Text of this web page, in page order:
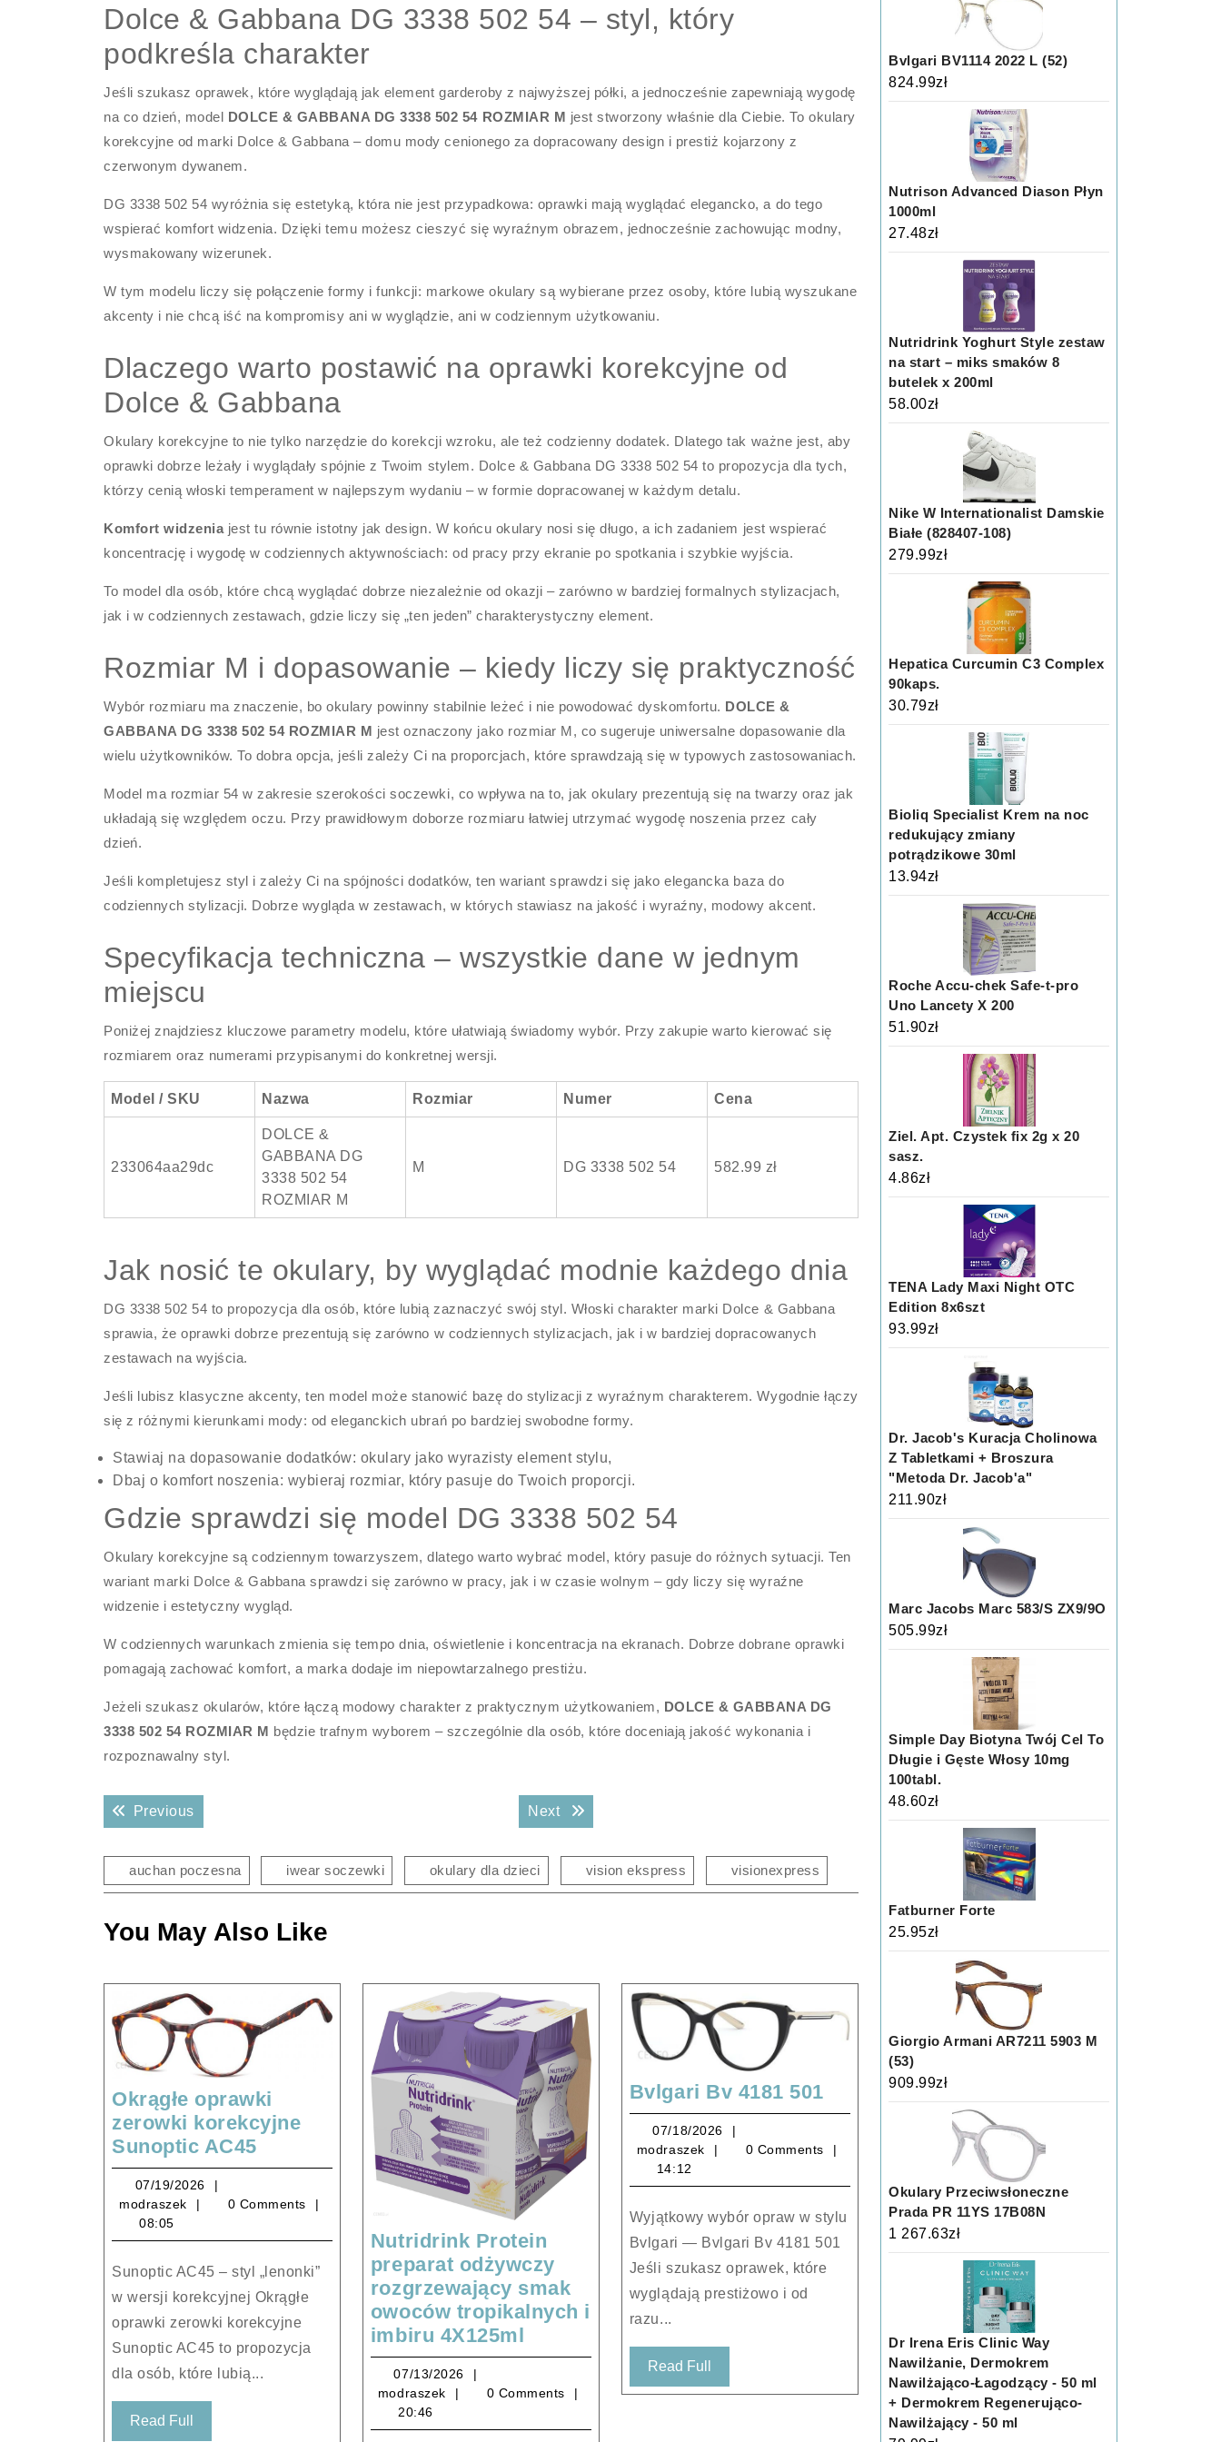
Dolce & Gabbana DG 3338 502 54 – styl, który
podkreśla charakter
Jeśli szukasz oprawek, które wyglądają jak element garderoby z najwyższej półki, a jednocześnie zapewniają wygodę
na co dzień, model DOLCE & GABBANA DG 3338 502 54 ROZMIAR M jest stworzony właśnie dla Ciebie. To okulary
korekcyjne od marki Dolce & Gabbana – domu mody cenionego za dopracowany design i prestiż kojarzony z
czerwonym dywanem.
DG 3338 502 54 wyróżnia się estetyką, która nie jest przypadkowa: oprawki mają wyglądać elegancko, a do tego
wspierać komfort widzenia. Dzięki temu możesz cieszyć się wyraźnym obrazem, jednocześnie zachowując modny,
wysmakowany wizerunek.
W tym modelu liczy się połączenie formy i funkcji: markowe okulary są wybierane przez osoby, które lubią wyszukane
akcenty i nie chcą iść na kompromisy ani w wyglądzie, ani w codziennym użytkowaniu.
Dlaczego warto postawić na oprawki korekcyjne od
Dolce & Gabbana
Okulary korekcyjne to nie tylko narzędzie do korekcji wzroku, ale też codzienny dodatek. Dlatego tak ważne jest, aby
oprawki dobrze leżały i wyglądały spójnie z Twoim stylem. Dolce & Gabbana DG 3338 502 54 to propozycja dla tych,
którzy cenią włoski temperament w najlepszym wydaniu – w formie dopracowanej w każdym detalu.
Komfort widzenia jest tu równie istotny jak design. W końcu okulary nosi się długo, a ich zadaniem jest wspierać
koncentrację i wygodę w codziennych aktywnościach: od pracy przy ekranie po spotkania i szybkie wyjścia.
To model dla osób, które chcą wyglądać dobrze niezależnie od okazji – zarówno w bardziej formalnych stylizacjach,
jak i w codziennych zestawach, gdzie liczy się „ten jeden” charakterystyczny element.
Rozmiar M i dopasowanie – kiedy liczy się praktyczność
Wybór rozmiaru ma znaczenie, bo okulary powinny stabilnie leżeć i nie powodować dyskomfortu. DOLCE &
GABBANA DG 3338 502 54 ROZMIAR M jest oznaczony jako rozmiar M, co sugeruje uniwersalne dopasowanie dla
wielu użytkowników. To dobra opcja, jeśli zależy Ci na proporcjach, które sprawdzają się w typowych zastosowaniach.
Model ma rozmiar 54 w zakresie szerokości soczewki, co wpływa na to, jak okulary prezentują się na twarzy oraz jak
układają się względem oczu. Przy prawidłowym doborze rozmiaru łatwiej utrzymać wygodę noszenia przez cały
dzień.
Jeśli kompletujesz styl i zależy Ci na spójności dodatków, ten wariant sprawdzi się jako elegancka baza do
codziennych stylizacji. Dobrze wygląda w zestawach, w których stawiasz na jakość i wyraźny, modowy akcent.
Specyfikacja techniczna – wszystkie dane w jednym
miejscu
Poniżej znajdziesz kluczowe parametry modelu, które ułatwiają świadomy wybór. Przy zakupie warto kierować się
rozmiarem oraz numerami przypisanymi do konkretnej wersji.
Model / SKU Nazwa Rozmiar Numer Cena
233064aa29dc
DOLCE &
GABBANA DG
3338 502 54
ROZMIAR M
M DG 3338 502 54 582.99 zł
Jak nosić te okulary, by wyglądać modnie każdego dnia
DG 3338 502 54 to propozycja dla osób, które lubią zaznaczyć swój styl. Włoski charakter marki Dolce & Gabbana
sprawia, że oprawki dobrze prezentują się zarówno w codziennych stylizacjach, jak i w bardziej dopracowanych
zestawach na wyjścia.
Jeśli lubisz klasyczne akcenty, ten model może stanowić bazę do stylizacji z wyraźnym charakterem. Wygodnie łączy
się z różnymi kierunkami mody: od eleganckich ubrań po bardziej swobodne formy.
Stawiaj na dopasowanie dodatków: okulary jako wyrazisty element stylu,
Dbaj o komfort noszenia: wybieraj rozmiar, który pasuje do Twoich proporcji.
Gdzie sprawdzi się model DG 3338 502 54
Okulary korekcyjne są codziennym towarzyszem, dlatego warto wybrać model, który pasuje do różnych sytuacji. Ten
wariant marki Dolce & Gabbana sprawdzi się zarówno w pracy, jak i w czasie wolnym – gdy liczy się wyraźne
widzenie i estetyczny wygląd.
W codziennych warunkach zmienia się tempo dnia, oświetlenie i koncentracja na ekranach. Dobrze dobrane oprawki
pomagają zachować komfort, a marka dodaje im niepowtarzalnego prestiżu.
Jeżeli szukasz okularów, które łączą modowy charakter z praktycznym użytkowaniem, DOLCE & GABBANA DG
3338 502 54 ROZMIAR M będzie trafnym wyborem – szczególnie dla osób, które doceniają jakość wykonania i
rozpoznawalny styl.
Nawigacja
wpisu
PreviousPrevious post: Next Next post:
auchan poczesna iwear soczewki okulary dla dzieci vision ekspress visionexpress
You May Also Like
Okrągłe oprawki
zerowki korekcyjne
Sunoptic AC45Okrągłe
oprawki
korekcyjne
Sunoptic
AC45
07/19/2026
modraszek
modraszek
0 Comments
08:05
Sunoptic AC45 – styl „lenonki”
w wersji korekcyjnej Okrągłe
oprawki zerowki korekcyjne
Sunoptic AC45 to propozycja
dla osób, które lubią...
Read Full
Nutridrink Protein
preparat odżywczy
rozgrzewający smak
owoców tropikalnych i
imbiru 4X125ml
Protein
odżywczy
rozgrzewający
07/13/2026
modraszek
modraszek
0 Comments
20:46
Bvlgari Bv 4181 501Bvlgari
Bv
501
07/18/2026
modraszek
modraszek
0 Comments
14:12
Wyjątkowy wybór opraw w stylu
Bvlgari — Bvlgari Bv 4181 501
Jeśli szukasz oprawek, które
wyglądają prestiżowo i od
razu...
Read Full Read
Full
Bvlgari BV1114 2022 L (52)
824.99zł
Nutrison Advanced Diason Płyn
1000ml
27.48zł
Nutridrink Yoghurt Style zestaw
na start – miks smaków 8
butelek x 200ml
58.00zł
Nike W Internationalist Damskie
Białe (828407-108)
279.99zł
Hepatica Curcumin C3 Complex
90kaps.
30.79zł
Bioliq Specialist Krem na noc
redukujący zmiany
potrądzikowe 30ml
13.94zł
Roche Accu-chek Safe-t-pro
Uno Lancety X 200
51.90zł
Ziel. Apt. Czystek fix 2g x 20
sasz.
4.86zł
TENA Lady Maxi Night OTC
Edition 8x6szt
93.99zł
Dr. Jacob's Kuracja Cholinowa
Z Tabletkami + Broszura
"Metoda Dr. Jacob'a"
211.90zł
Marc Jacobs Marc 583/S ZX9/9O
505.99zł
Simple Day Biotyna Twój Cel To
Długie i Gęste Włosy 10mg
100tabl.
48.60zł
Fatburner Forte
25.95zł
Giorgio Armani AR7211 5903 M
(53)
909.99zł
Okulary Przeciwsłoneczne
Prada PR 11YS 17B08N
1 267.63zł
Dr Irena Eris Clinic Way
Nawilżanie, Dermokrem
Nawilżająco-Łagodzący - 50 ml
+ Dermokrem Regenerująco-
Nawilżający - 50 ml